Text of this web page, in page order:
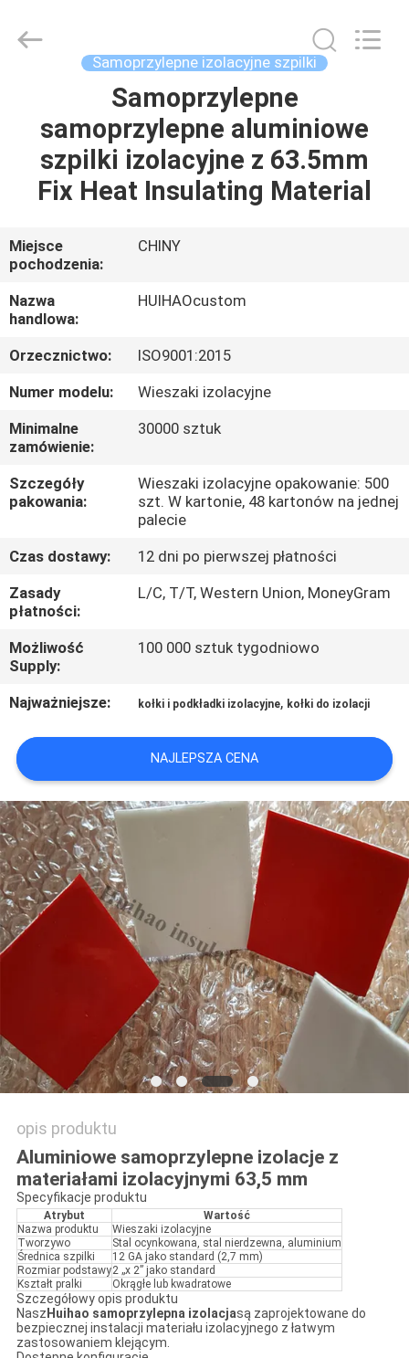
DOMU
PRODUKTY
O
NAS
WYCIECZKA
PO
FABRYCE
KONTROLA
JAKOŚCI
SKONTAKTUJ
Z
NAMI
AKTUALNOŚCI
PRZYPADKI
SITEMAP
PRIVACY
POLICY
Product
Limited.
Samoprzylepne izolacyjne szpilki
Samoprzylepne
samoprzylepne aluminiowe
szpilki izolacyjne z 63.5mm
Fix Heat Insulating Material
Miejsce
pochodzenia:
CHINY
Nazwa
handlowa:
HUIHAOcustom
Orzecznictwo:
ISO9001:2015
Numer modelu:
Wieszaki izolacyjne
Minimalne
zamówienie:
30000 sztuk
Szczegóły
pakowania:
Wieszaki izolacyjne opakowanie: 500
szt. W kartonie, 48 kartonów na jednej
palecie
Czas dostawy:
12 dni po pierwszej płatności
Zasady
płatności:
L/C, T/T, Western Union, MoneyGram
Możliwość
Supply:
100 000 sztuk tygodniowo
Najważniejsze: kołki i podkładki izolacyjne, kołki do izolacji
NAJLEPSZA CENA
opis produktu
Aluminiowe samoprzylepne izolacje z
materiałami izolacyjnymi 63,5 mm
Specyfikacje produktu
Atrybut
Wartość
Nazwa produktu
Wieszaki izolacyjne
Tworzywo
Stal ocynkowana, stal nierdzewna, aluminium
Średnica szpilki
12 GA jako standard (2,7 mm)
Rozmiar podstawy2 „x 2” jako standard
Kształt pralki
Okrągłe lub kwadratowe
Szczegółowy opis produktu
Nasz Huihao samoprzylepna izolacjasą zaprojektowane do
bezpiecznej instalacji materiału izolacyjnego z łatwym
zastosowaniem klejącym.